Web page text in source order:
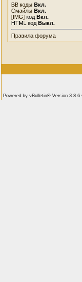
BB коды Вкл.
Смайлы Вкл.
[IMG] код Вкл.
HTML код Выкл.
Правила форума
Powered by vBulletin® Version